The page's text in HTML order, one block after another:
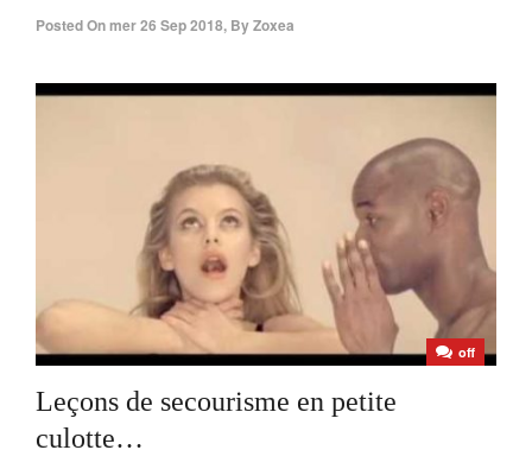
Posted Onmer 26 Sep 2018, ByZoxea
off
Leçons de secourisme en petite
culotte…